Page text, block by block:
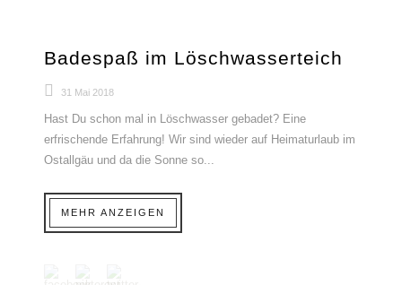
Badespaß im Löschwasserteich
31 Mai 2018
Hast Du schon mal in Löschwasser gebadet? Eine
erfrischende Erfahrung! Wir sind wieder auf Heimaturlaub im
Ostallgäu und da die Sonne so...
MEHR ANZEIGEN